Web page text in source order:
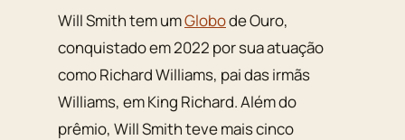
Will Smith tem umGlobode Ouro,
conquistado em 2022 por sua atuação
como Richard Williams, pai das irmãs
Williams, em King Richard. Além do
prêmio, Will Smith teve mais cinco